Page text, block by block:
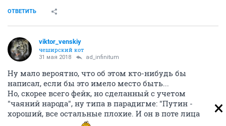
ОТВЕТИТЬ
viktor_venskiy
чеширский кот
31 мая 2018 ad_infinitum
Ну мало вероятно, что об этом кто-нибудь бы
написал, если бы это имело место быть...
Но, скорее всего фейк, но сделанный с учетом
"чаяний народа", ну типа в парадигме: "Путин -
хороший, все остальные плохие. И он в поте лица